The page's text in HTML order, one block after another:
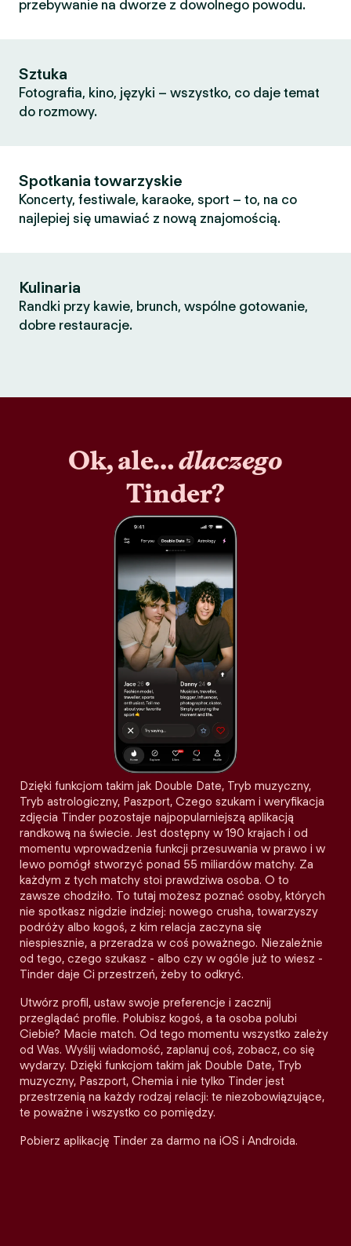
przebywanie na dworze z dowolnego powodu.
Sztuka
Fotografia, kino, języki – wszystko, co daje temat
do rozmowy.
Spotkania towarzyskie
Koncerty, festiwale, karaoke, sport – to, na co
najlepiej się umawiać z nową znajomością.
Kulinaria
Randki przy kawie, brunch, wspólne gotowanie,
dobre restauracje.
Ok, ale…dlaczego
Tinder?
Dzięki funkcjom takim jak Double Date, Tryb muzyczny,
Tryb astrologiczny, Paszport, Czego szukam i weryfikacja
zdjęcia Tinder pozostaje najpopularniejszą aplikacją
randkową na świecie. Jest dostępny w 190 krajach i od
momentu wprowadzenia funkcji przesuwania w prawo i w
lewo pomógł stworzyć ponad 55 miliardów matchy. Za
każdym z tych matchy stoi prawdziwa osoba. O to
zawsze chodziło. To tutaj możesz poznać osoby, których
nie spotkasz nigdzie indziej: nowego crusha, towarzyszy
podróży albo kogoś, z kim relacja zaczyna się
niespiesznie, a przeradza w coś poważnego. Niezależnie
od tego, czego szukasz - albo czy w ogóle już to wiesz -
Tinder daje Ci przestrzeń, żeby to odkryć.
Utwórz profil, ustaw swoje preferencje i zacznij
przeglądać profile. Polubisz kogoś, a ta osoba polubi
Ciebie? Macie match. Od tego momentu wszystko zależy
od Was. Wyślij wiadomość, zaplanuj coś, zobacz, co się
wydarzy. Dzięki funkcjom takim jak Double Date, Tryb
muzyczny, Paszport, Chemia i nie tylko Tinder jest
przestrzenią na każdy rodzaj relacji: te niezobowiązujące,
te poważne i wszystko co pomiędzy.
Pobierz aplikację Tinder za darmo na iOS i Androida.